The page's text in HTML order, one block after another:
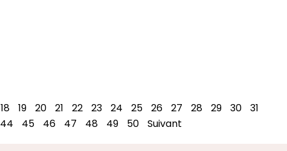
18 19 20 21 22 23 24 25 26 27 28 29 30 31
44 45 46 47 48 49 50 Suivant